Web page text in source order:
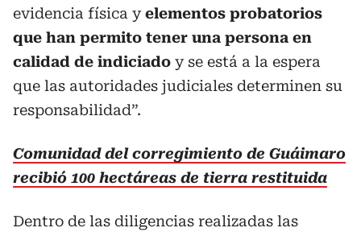
evidencia física yelementos probatorios
que han permito tener una persona en
calidad de indiciado y se está a la espera
que las autoridades judiciales determinen su
responsabilidad”.
Comunidad del corregimiento de Guáimaro
recibió 100 hectáreas de tierra restituida
Dentro de las diligencias realizadas las